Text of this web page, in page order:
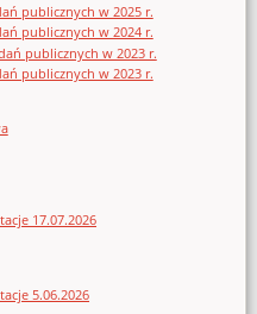
publicznych w 2025 r.
publicznych w 2024 r.
publicznych w 2023 r.
publicznych w 2023 r.
17.07.2026
5.06.2026